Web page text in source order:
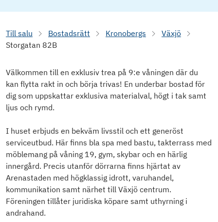
Till salu Bostadsrätt Kronobergs
Växjö
Storgatan 82B
Välkommen till en exklusiv trea på 9:e våningen där du
kan flytta rakt in och börja trivas! En underbar bostad för
dig som uppskattar exklusiva materialval, högt i tak samt
ljus och rymd.
I huset erbjuds en bekväm livsstil och ett generöst
serviceutbud. Här finns bla spa med bastu, takterrass med
möblemang på våning 19, gym, skybar och en härlig
innergård. Precis utanför dörrarna finns hjärtat av
Arenastaden med högklassig idrott, varuhandel,
kommunikation samt närhet till Växjö centrum.
Föreningen tillåter juridiska köpare samt uthyrning i
andrahand.